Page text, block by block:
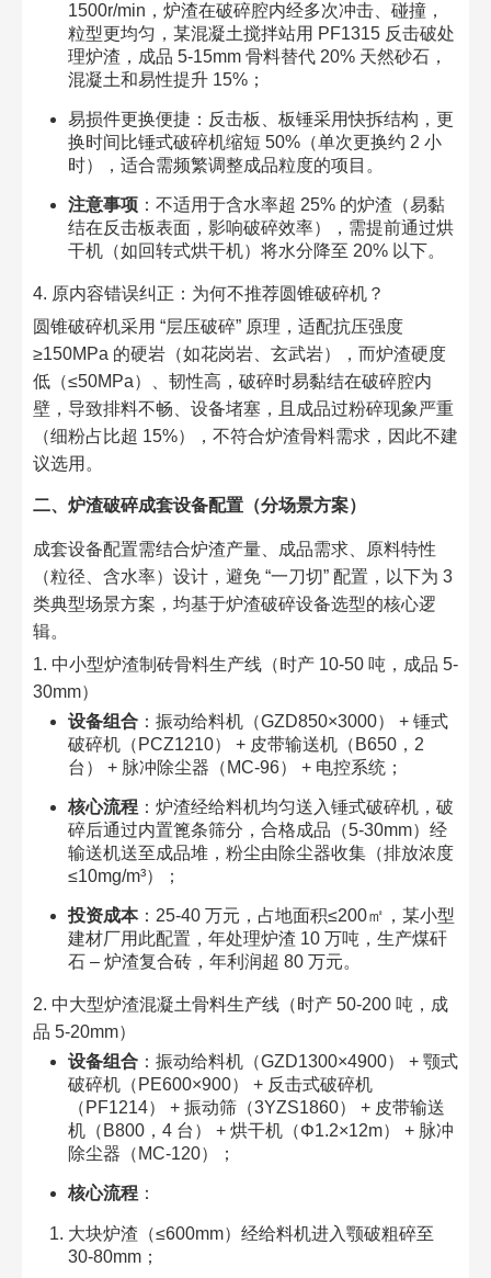
1500r/min，炉渣在破碎腔内经多次冲击、碰撞，
粒型更均匀，某混凝土搅拌站用 PF1315 反击破处
理炉渣，成品 5-15mm 骨料替代 20% 天然砂石，
混凝土和易性提升 15%；​
易损件更换便捷：反击板、板锤采用快拆结构，更
换时间比锤式破碎机缩短 50%（单次更换约 2 小
时），适合需频繁调整成品粒度的项目。​
注意事项：不适用于含水率超 25% 的炉渣（易黏
结在反击板表面，影响破碎效率），需提前通过烘
干机（如回转式烘干机）将水分降至 20% 以下。​
4. 原内容错误纠正：为何不推荐圆锥破碎机？​
圆锥破碎机采用 “层压破碎” 原理，适配抗压强度
≥150MPa 的硬岩（如花岗岩、玄武岩），而炉渣硬度
低（≤50MPa）、韧性高，破碎时易黏结在破碎腔内
壁，导致排料不畅、设备堵塞，且成品过粉碎现象严重
（细粉占比超 15%），不符合炉渣骨料需求，因此不建
议选用。​
二、炉渣破碎成套设备配置（分场景方案）​
成套设备配置需结合炉渣产量、成品需求、原料特性
（粒径、含水率）设计，避免 “一刀切” 配置，以下为 3
类典型场景方案，均基于炉渣破碎设备选型的核心逻
辑。​
1. 中小型炉渣制砖骨料生产线（时产 10-50 吨，成品 5-
30mm）​
设备组合：振动给料机（GZD850×3000） + 锤式
破碎机（PCZ1210） + 皮带输送机（B650，2
台） + 脉冲除尘器（MC-96） + 电控系统；​
核心流程：炉渣经给料机均匀送入锤式破碎机，破
碎后通过内置篦条筛分，合格成品（5-30mm）经
输送机送至成品堆，粉尘由除尘器收集（排放浓度
≤10mg/m³）；​
投资成本：25-40 万元，占地面积≤200㎡，某小型
建材厂用此配置，年处理炉渣 10 万吨，生产煤矸
石 – 炉渣复合砖，年利润超 80 万元。​
2. 中大型炉渣混凝土骨料生产线（时产 50-200 吨，成
品 5-20mm）​
设备组合：振动给料机（GZD1300×4900） + 颚式
破碎机（PE600×900） + 反击式破碎机
（PF1214） + 振动筛（3YZS1860） + 皮带输送
机（B800，4 台） + 烘干机（Φ1.2×12m） + 脉冲
除尘器（MC-120）；​
核心流程：​
大块炉渣（≤600mm）经给料机进入颚破粗碎至
30-80mm；​